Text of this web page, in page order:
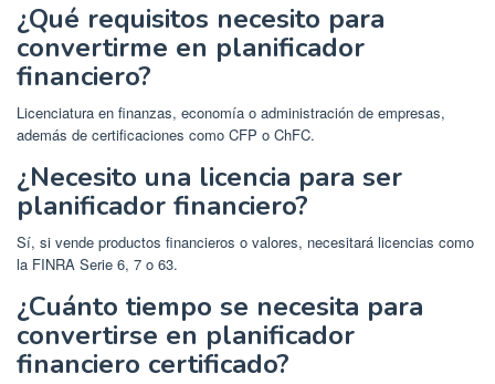
¿Qué requisitos necesito para
convertirme en planificador
financiero?
Licenciatura en finanzas, economía o administración de empresas,
además de certificaciones como CFP o ChFC.
¿Necesito una licencia para ser
planificador financiero?
Sí, si vende productos financieros o valores, necesitará licencias como
la FINRA Serie 6, 7 o 63.
¿Cuánto tiempo se necesita para
convertirse en planificador
financiero certificado?